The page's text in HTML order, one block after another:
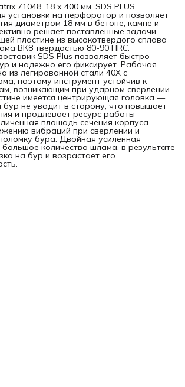
71048, 18 х 400 мм, SDS PLUS
установки на перфоратор и позволяет
диаметром 18 мм в бетоне, камне и
решает поставленные задачи
пластине из высокотвердого сплава
ВК8 твердостью 80-90 HRC.
SDS Plus позволяет быстро
и надежно его фиксирует. Рабочая
из легированной стали 40Х с
поэтому инструмент устойчив к
возникающим при ударном сверлении.
имеется центрирующая головка —
не уводит в сторону, что повышает
и продлевает ресурс работы
площадь сечения корпуса
вибраций при сверлении и
бура. Двойная усиленная
количество шлама, в результате
на бур и возрастает его